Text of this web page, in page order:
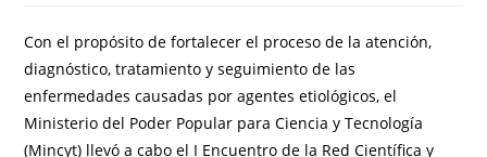
Con el propósito de fortalecer el proceso de la atención,
diagnóstico, tratamiento y seguimiento de las
enfermedades causadas por agentes etiológicos, el
Ministerio del Poder Popular para Ciencia y Tecnología
(Mincyt) llevó a cabo el I Encuentro de la Red Científica y